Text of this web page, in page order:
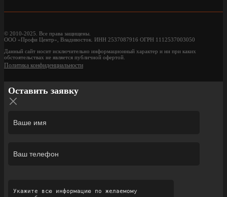
© 2010-2025. Все права защищены.
ООО «Профи Центр», Владивосток. ИНН 2537087916 ОГРН 1112537003050
Данный сайт носит исключительно информационный характер и ни при каких
обстоятельствах не является публичной офертой.
Политика конфиденциальности
Оставить заявку